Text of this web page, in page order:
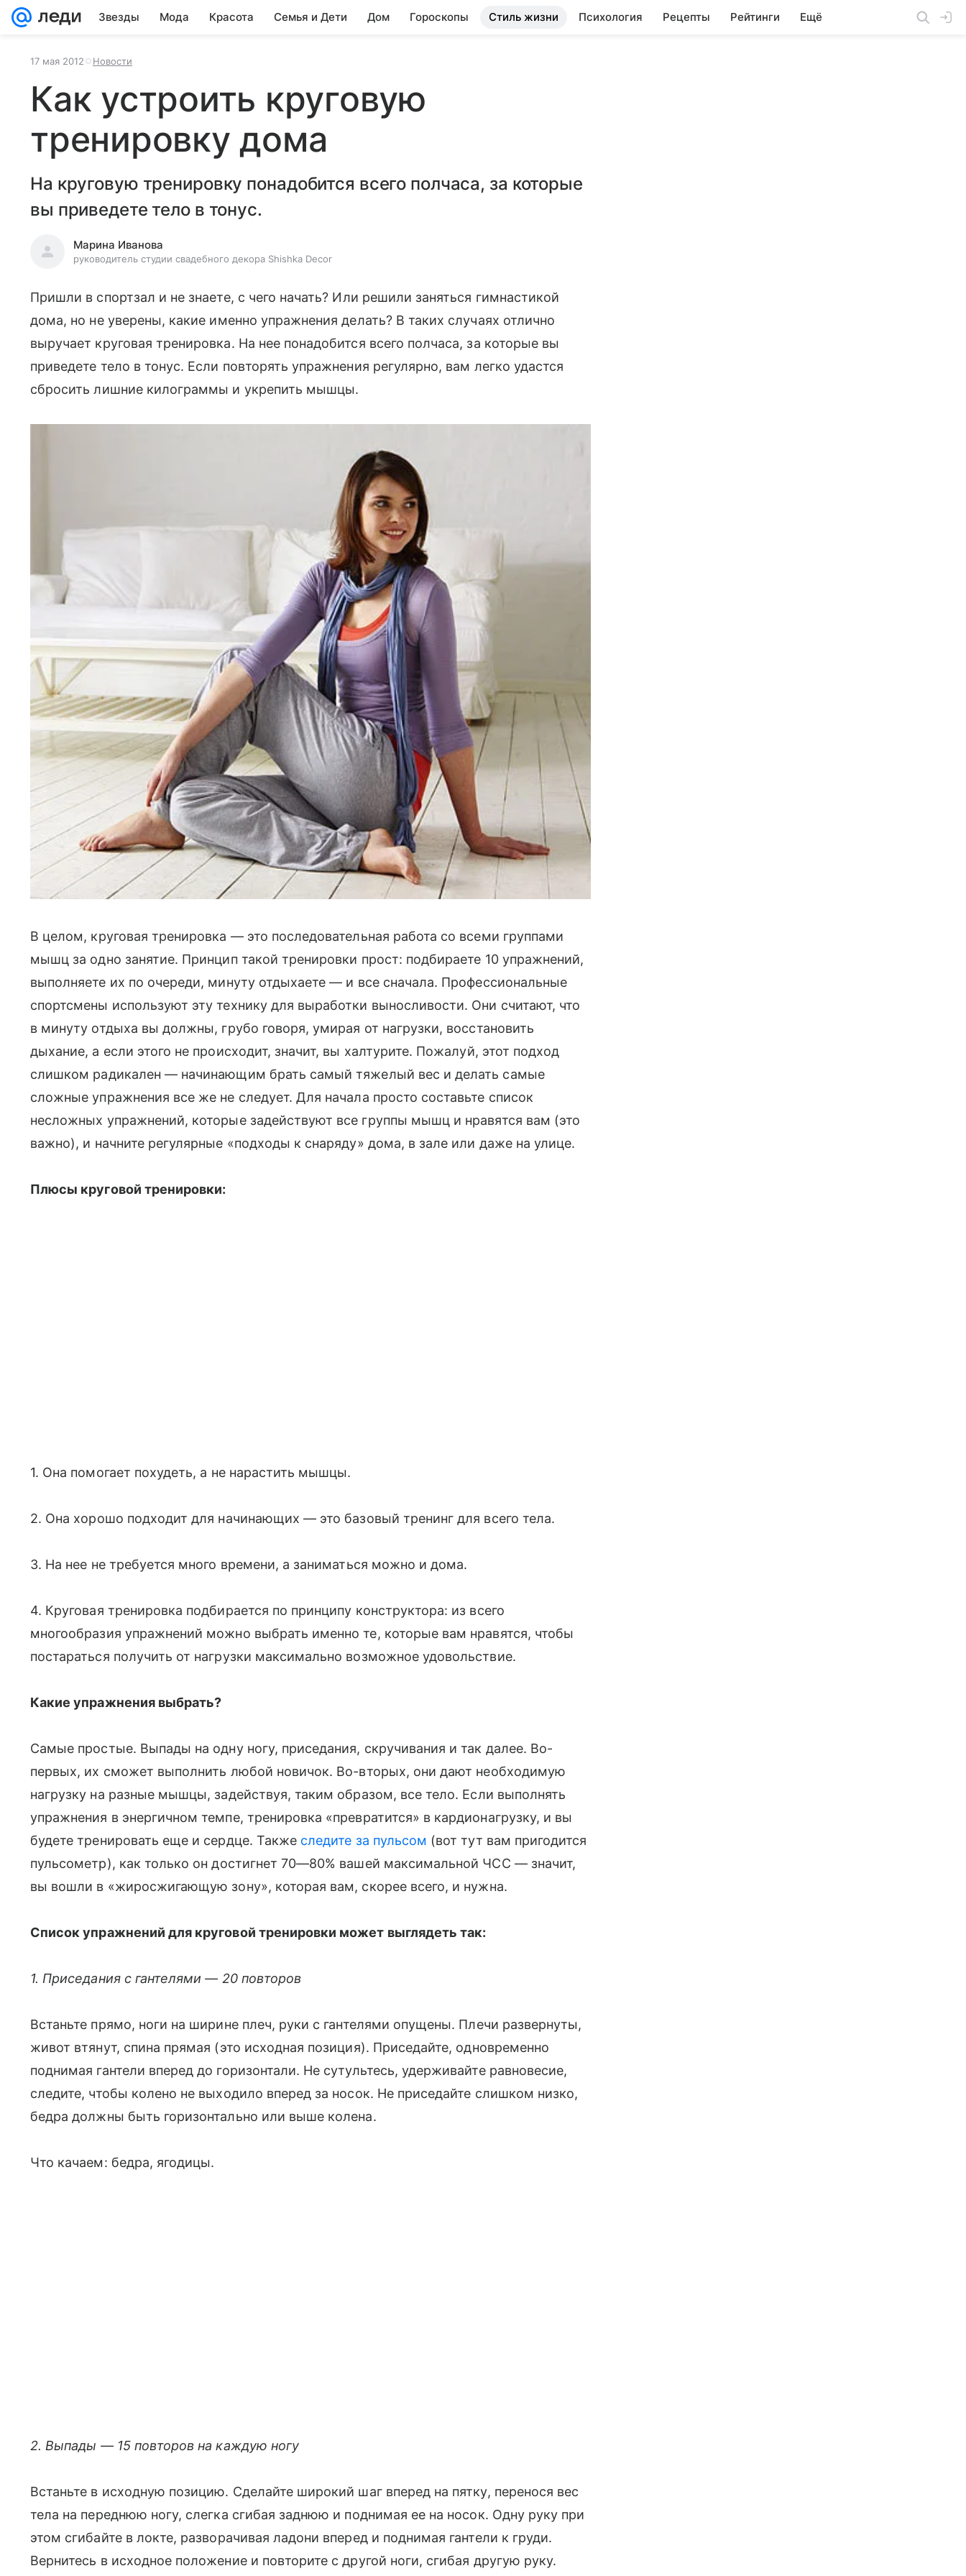
Звезды Мода Красота Семья и Дети Дом Гороскопы Стиль жизни Психология Рецепты Рейтинги Ещё
17 мая 2012 Новости
Как устроить круговую
тренировку дома
На круговую тренировку понадобится всего полчаса, за которые
вы приведете тело в тонус.
Марина Иванова
руководитель студии свадебного декора Shishka Decor
Пришли в спортзал и не знаете, с чего начать? Или решили заняться гимнастикой
дома, но не уверены, какие именно упражнения делать? В таких случаях отлично
выручает круговая тренировка. На нее понадобится всего полчаса, за которые вы
приведете тело в тонус. Если повторять упражнения регулярно, вам легко удастся
сбросить лишние килограммы и укрепить мышцы.
В целом, круговая тренировка — это последовательная работа со всеми группами
мышц за одно занятие. Принцип такой тренировки прост: подбираете 10 упражнений,
выполняете их по очереди, минуту отдыхаете — и все сначала. Профессиональные
спортсмены используют эту технику для выработки выносливости. Они считают, что
в минуту отдыха вы должны, грубо говоря, умирая от нагрузки, восстановить
дыхание, а если этого не происходит, значит, вы халтурите. Пожалуй, этот подход
слишком радикален — начинающим брать самый тяжелый вес и делать самые
сложные упражнения все же не следует. Для начала просто составьте список
несложных упражнений, которые задействуют все группы мышц и нравятся вам (это
важно), и начните регулярные «подходы к снаряду» дома, в зале или даже на улице.
Плюсы круговой тренировки:
1. Она помогает похудеть, а не нарастить мышцы.
2. Она хорошо подходит для начинающих — это базовый тренинг для всего тела.
3. На нее не требуется много времени, а заниматься можно и дома.
4. Круговая тренировка подбирается по принципу конструктора: из всего
многообразия упражнений можно выбрать именно те, которые вам нравятся, чтобы
постараться получить от нагрузки максимально возможное удовольствие.
Какие упражнения выбрать?
Самые простые. Выпады на одну ногу, приседания, скручивания и так далее. Во-
первых, их сможет выполнить любой новичок. Во-вторых, они дают необходимую
нагрузку на разные мышцы, задействуя, таким образом, все тело. Если выполнять
упражнения в энергичном темпе, тренировка «превратится» в кардионагрузку, и вы
будете тренировать еще и сердце. Также следите за пульсом (вот тут вам пригодится
пульсометр), как только он достигнет 70—80% вашей максимальной ЧСС — значит,
вы вошли в «жиросжигающую зону», которая вам, скорее всего, и нужна.
Список упражнений для круговой тренировки может выглядеть так:
1. Приседания с гантелями — 20 повторов
Встаньте прямо, ноги на ширине плеч, руки с гантелями опущены. Плечи развернуты,
живот втянут, спина прямая (это исходная позиция). Приседайте, одновременно
поднимая гантели вперед до горизонтали. Не сутультесь, удерживайте равновесие,
следите, чтобы колено не выходило вперед за носок. Не приседайте слишком низко,
бедра должны быть горизонтально или выше колена.
Что качаем: бедра, ягодицы.
2. Выпады — 15 повторов на каждую ногу
Встаньте в исходную позицию. Сделайте широкий шаг вперед на пятку, перенося вес
тела на переднюю ногу, слегка сгибая заднюю и поднимая ее на носок. Одну руку при
этом сгибайте в локте, разворачивая ладони вперед и поднимая гантели к груди.
Вернитесь в исходное положение и повторите с другой ноги, сгибая другую руку.